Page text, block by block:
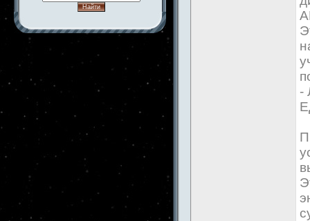
-